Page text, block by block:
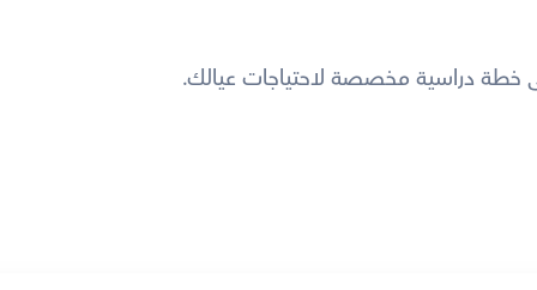
دراسية مخصصة لاحتياجات عيالك.